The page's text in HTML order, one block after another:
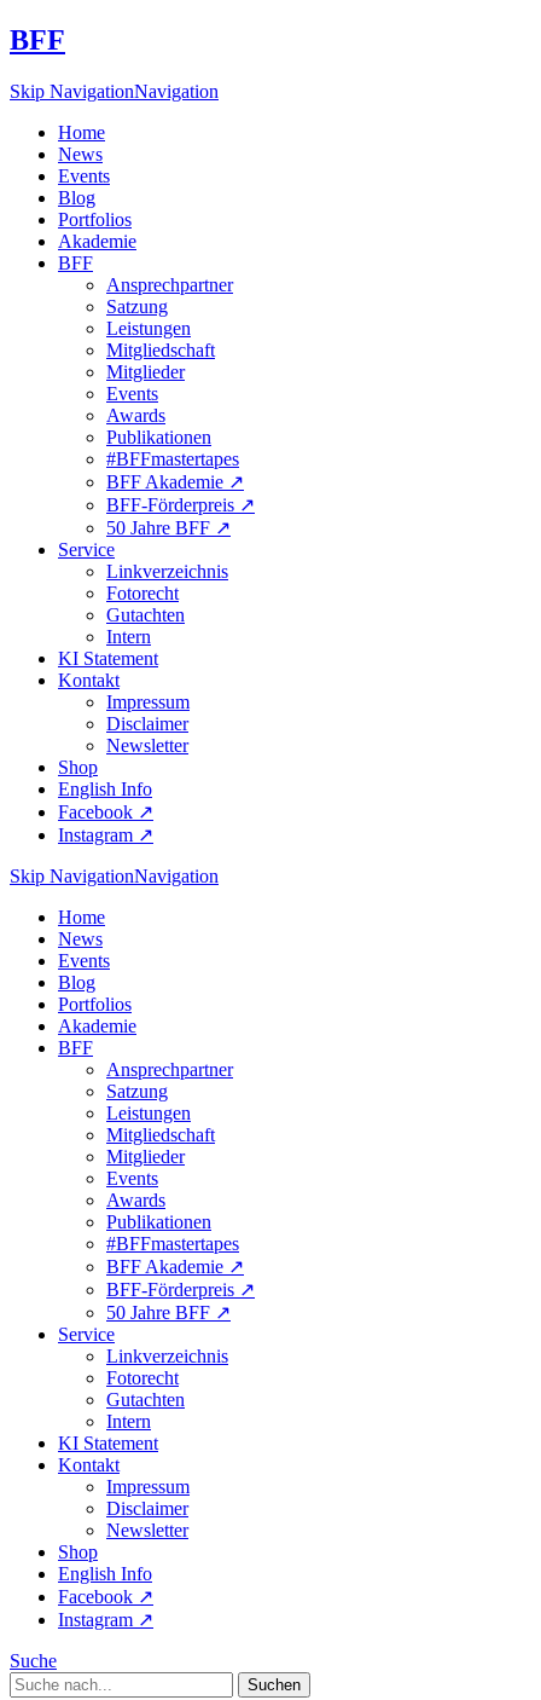
BFF
Skip NavigationNavigation
Home
News
Events
Blog
Portfolios
Akademie
BFF
Ansprechpartner
Satzung
Leistungen
Mitgliedschaft
Mitglieder
Events
Awards
Publikationen
#BFFmastertapes
BFF Akademie ↗︎
BFF-Förderpreis ↗︎
50 Jahre BFF ↗︎
Service
Linkverzeichnis
Fotorecht
Gutachten
Intern
KI Statement
Kontakt
Impressum
Disclaimer
Newsletter
Shop
English Info
Facebook ↗︎
Instagram ↗︎
Skip NavigationNavigation
Home
News
Events
Blog
Portfolios
Akademie
BFF
Ansprechpartner
Satzung
Leistungen
Mitgliedschaft
Mitglieder
Events
Awards
Publikationen
#BFFmastertapes
BFF Akademie ↗︎
BFF-Förderpreis ↗︎
50 Jahre BFF ↗︎
Service
Linkverzeichnis
Fotorecht
Gutachten
Intern
KI Statement
Kontakt
Impressum
Disclaimer
Newsletter
Shop
English Info
Facebook ↗︎
Instagram ↗︎
Suche